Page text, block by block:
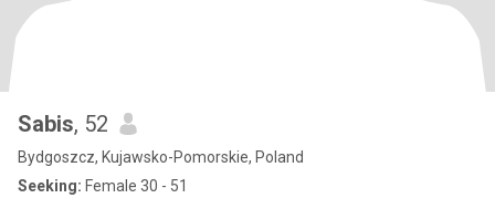
Sabis, 52
Bydgoszcz, Kujawsko-Pomorskie, Poland
Seeking: Female 30 - 51